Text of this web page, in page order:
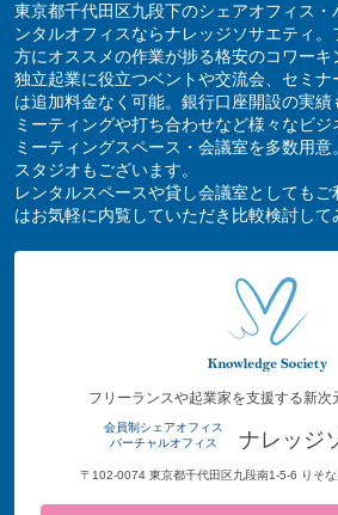
東京都千代田区九段下のシェアオフィス
ンタルオフィスならナレッジソサエティ
方にオススメの作業が捗る格安のコワーキ
独立起業に役立つベントや交流会、セミ
は追加料金なく可能。銀行口座開設の実績
ミーティングや打ち合わせなど様々なビ
ミーティングスペース・会議室を多数用
スタジオもございます。
レンタルスペースや貸し会議室としても
はお気軽に内覧していただき比較検討して
フリーランスや起業家を支援する新次
会員制シェアオフィス
バーチャルオフィス
ナレッジ
〒102-0074 東京都千代田区九段南1-5-6 りそ